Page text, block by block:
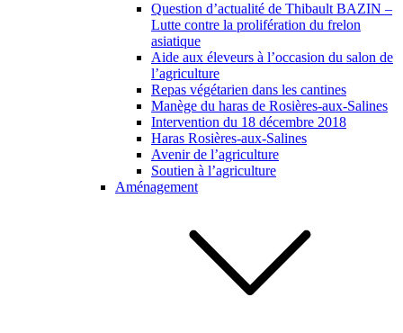
Question d’actualité de Thibault BAZIN –
Lutte contre la prolifération du frelon
asiatique
Aide aux éleveurs à l’occasion du salon de
l’agriculture
Repas végétarien dans les cantines
Manège du haras de Rosières-aux-Salines
Intervention du 18 décembre 2018
Haras Rosières-aux-Salines
Avenir de l’agriculture
Soutien à l’agriculture
Aménagement